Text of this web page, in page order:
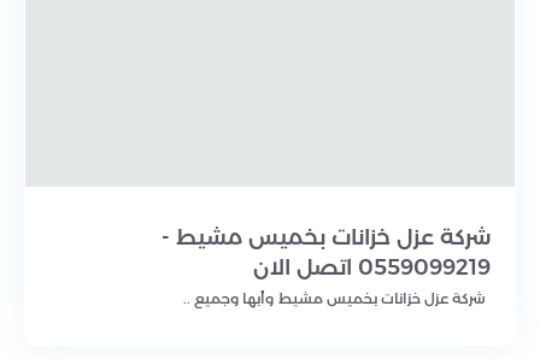
شركة عزل خزانات بخميس مشيط -
0559099219 اتصل الان
شركة عزل خزانات بخميس مشيط وأبها وجميع ..